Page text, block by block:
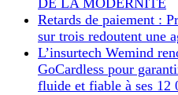
DE LA MODERNITÉ
Retards de paiement :
sur trois redoutent une
L’insurtech Wemind
GoCardless pour
fluide et fiable à ses 12